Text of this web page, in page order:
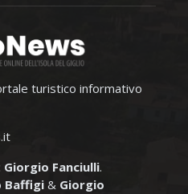
turistico informativo
Giorgio Fanciulli.
Baffigi& Giorgio